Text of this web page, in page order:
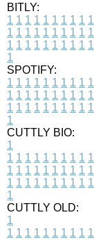
BITLY:
1 1 1 1 1 1 1 1 1 1
1 1 1 1 1 1 1 1 1 1
1 1 1 1 1 1 1 1 1 1
1
SPOTIFY:
1 1 1 1 1 1 1 1 1 1
1 1 1 1 1 1 1 1 1 1
1 1 1 1 1 1 1 1 1 1
1
CUTTLY BIO:
1
1 1 1 1 1 1 1 1 1 1
1 1 1 1 1 1 1 1 1 1
1 1 1 1 1 1 1 1 1 1
1
CUTTLY OLD:
1
1 1 1 1 1 1 1 1 1 1